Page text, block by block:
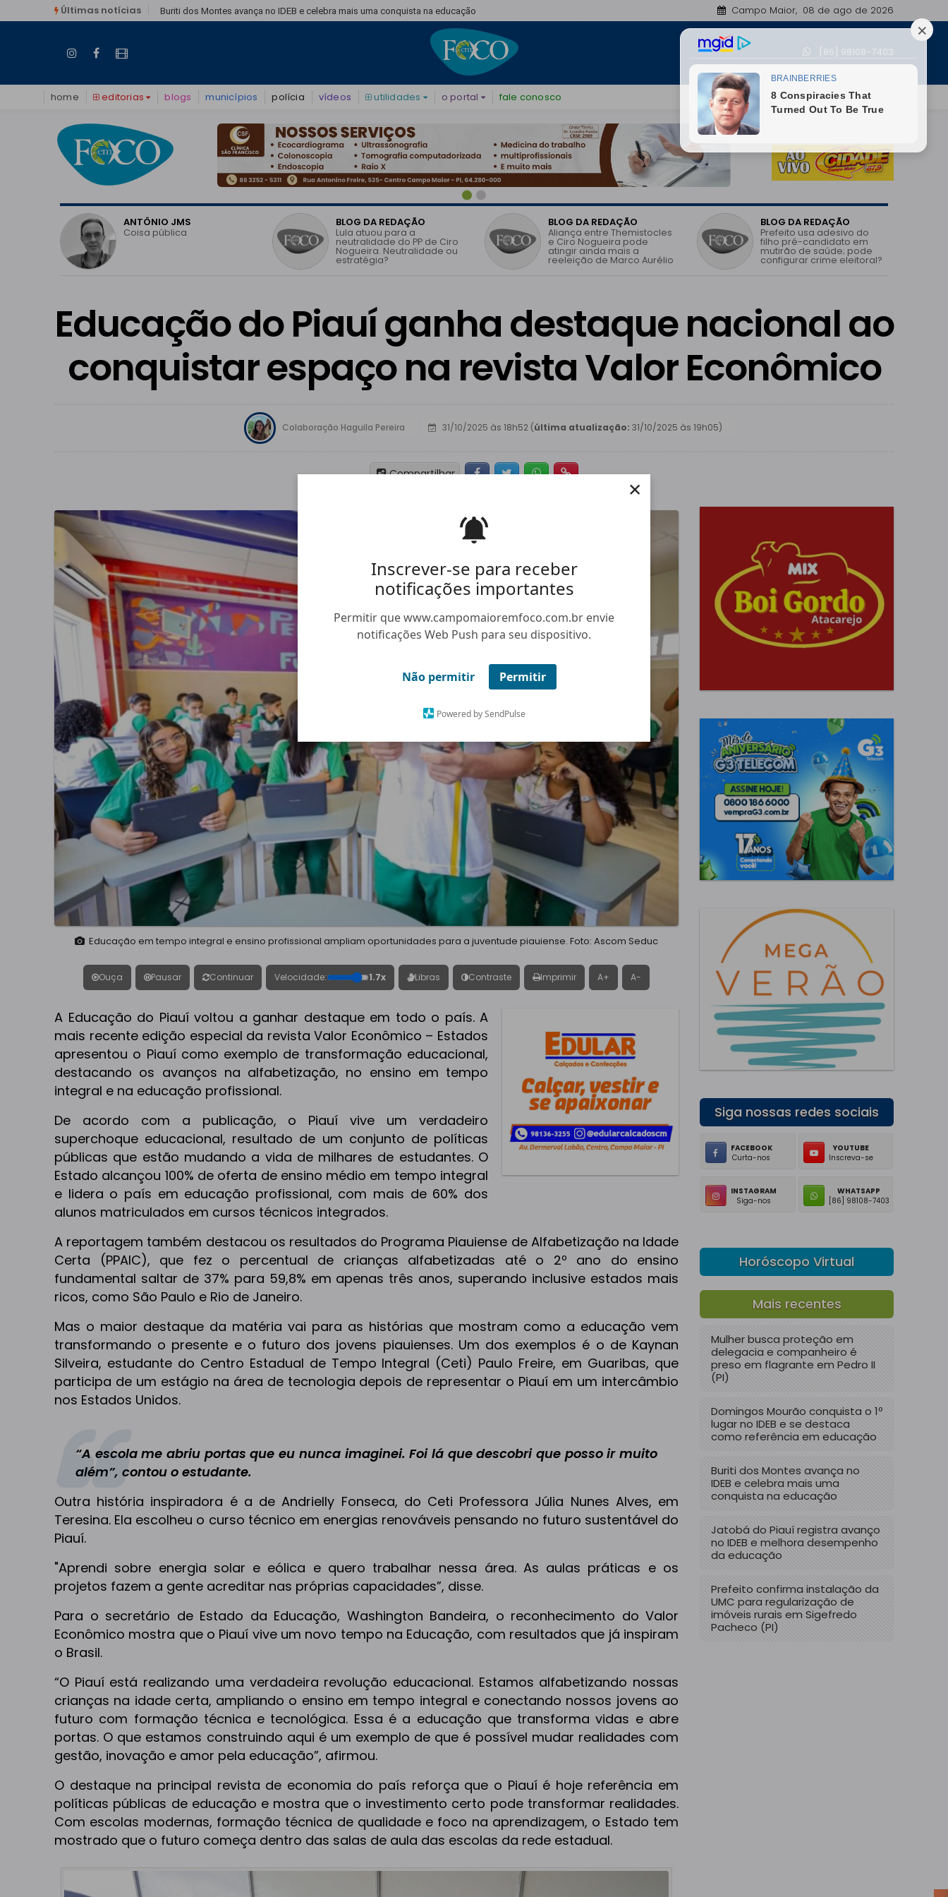
Inscrever-se para receber
notificações importantes
Permitir que www.campomaioremfoco.com.br envie
notificações Web Push para seu dispositivo.
Não permitir Permitir
Powered by SendPulse
×
Últimas notícias Buriti dos Montes avança no IDEB e celebra mais uma conquista na educação Jatobá do Piauí registra avanço no IDEB e melhora
Campo Maior, 08 de ago de 2026
[86] 98108-7403
home editorias blogs municípios polícia vídeos utilidades o portal fale conosco
ANTÔNIO JMS
Coisa pública
BLOG DA REDAÇÃO
Lula atuou para a
neutralidade do PP de Ciro
Nogueira. Neutralidade ou
estratégia?
BLOG DA REDAÇÃO
Aliança entre Themistocles
e Ciro Nogueira pode
atingir ainda mais a
reeleição de Marco Aurélio
BLOG DA REDAÇÃO
Prefeito usa adesivo do
filho pré-candidato em
mutirão de saúde; pode
configurar crime eleitoral?
Educação do Piauí ganha destaque nacional ao
conquistar espaço na revista Valor Econômico
Colaboração Haguila Pereira 31/10/2025 às 18h52 (última atualização: 31/10/2025 às 19h05)
Compartilhar FacebookTwitterWhatsappHiperlink
Educação em tempo integral e ensino profissional ampliam oportunidades para a juventude piauiense. Foto: Ascom Seduc
Ouça Pausar Continuar Velocidade: 1.7x Libras Contraste Imprimir A+ A-
A Educação do Piauí voltou a ganhar destaque em todo o país. A
mais recente edição especial da revista Valor Econômico – Estados
apresentou o Piauí como exemplo de transformação educacional,
destacando os avanços na alfabetização, no ensino em tempo
integral e na educação profissional.
De acordo com a publicação, o Piauí vive um verdadeiro
superchoque educacional, resultado de um conjunto de políticas
públicas que estão mudando a vida de milhares de estudantes. O
Estado alcançou 100% de oferta de ensino médio em tempo integral
e lidera o país em educação profissional, com mais de 60% dos
alunos matriculados em cursos técnicos integrados.
A reportagem também destacou os resultados do Programa Piauiense de Alfabetização na Idade
Certa (PPAIC), que fez o percentual de crianças alfabetizadas até o 2º ano do ensino
fundamental saltar de 37% para 59,8% em apenas três anos, superando inclusive estados mais
ricos, como São Paulo e Rio de Janeiro.
Mas o maior destaque da matéria vai para as histórias que mostram como a educação vem
transformando o presente e o futuro dos jovens piauienses. Um dos exemplos é o de Kaynan
Silveira, estudante do Centro Estadual de Tempo Integral (Ceti) Paulo Freire, em Guaribas, que
participa de um estágio na área de tecnologia depois de representar o Piauí em um intercâmbio
nos Estados Unidos.
“A escola me abriu portas que eu nunca imaginei. Foi lá que descobri que posso ir muito
além”, contou o estudante.
Outra história inspiradora é a de Andrielly Fonseca, do Ceti Professora Júlia Nunes Alves, em
Teresina. Ela escolheu o curso técnico em energias renováveis pensando no futuro sustentável do
Piauí.
"Aprendi sobre energia solar e eólica e quero trabalhar nessa área. As aulas práticas e os
projetos fazem a gente acreditar nas próprias capacidades”, disse.
Para o secretário de Estado da Educação, Washington Bandeira, o reconhecimento do Valor
Econômico mostra que o Piauí vive um novo tempo na Educação, com resultados que já inspiram
o Brasil.
“O Piauí está realizando uma verdadeira revolução educacional. Estamos alfabetizando nossas
crianças na idade certa, ampliando o ensino em tempo integral e conectando nossos jovens ao
futuro com formação técnica e tecnológica. Essa é a educação que transforma vidas e abre
portas. O que estamos construindo aqui é um exemplo de que é possível mudar realidades com
gestão, inovação e amor pela educação”, afirmou.
O destaque na principal revista de economia do país reforça que o Piauí é hoje referência em
políticas públicas de educação e mostra que o investimento certo pode transformar realidades.
Com escolas modernas, formação técnica de qualidade e foco na aprendizagem, o Estado tem
mostrado que o futuro começa dentro das salas de aula das escolas da rede estadual.
Siga nossas redes sociais
FACEBOOK
Curta-nos
YOUTUBE
Inscreva-se
INSTAGRAM
Siga-nos
WHATSAPP
[86] 98108-7403
Horóscopo Virtual
Mais recentes
Mulher busca proteção em
delegacia e companheiro é
preso em flagrante em Pedro II
(PI)
Domingos Mourão conquista o 1º
lugar no IDEB e se destaca
como referência em educação
Buriti dos Montes avança no
IDEB e celebra mais uma
conquista na educação
Jatobá do Piauí registra avanço
no IDEB e melhora desempenho
da educação
Prefeito confirma instalação da
UMC para regularização de
imóveis rurais em Sigefredo
Pacheco (PI)